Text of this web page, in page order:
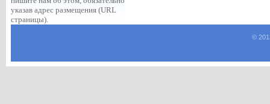
указав адрес размещения (URL
страницы).
©